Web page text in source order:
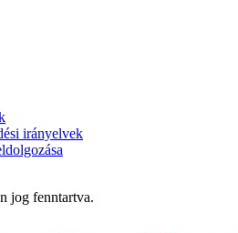
irányelvek
jog fenntartva.